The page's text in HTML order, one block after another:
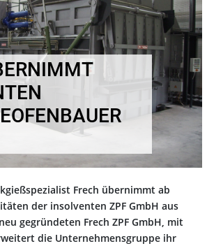
Frech übernimmt ab
der insolventen ZPF GmbH aus
gegründeten Frech ZPF GmbH, mit
die Unternehmensgruppe ihr